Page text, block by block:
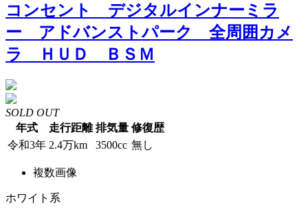
コンセント デジタルインナーミラ
ー アドバンストパーク 全周囲カメ
ラ ＨＵＤ ＢＳＭ
SOLD OUT
年式
走行距離 排気量 修復歴
令和3年 2.4万km 3500cc 無し
複数画像
ホワイト系